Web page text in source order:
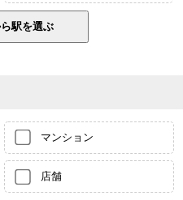
マンション
店舗